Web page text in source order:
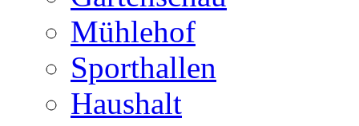
Mühlehof
Sporthallen
Haushalt